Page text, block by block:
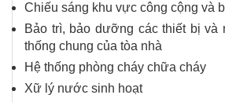
Chiếu sáng khu vực công cộng và
Bảo trì, bảo dưỡng các thiết bị và
thống chung của tòa nhà
Hệ thống phòng cháy chữa cháy
Xữ lý nước sinh hoạt